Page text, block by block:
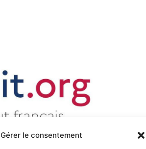
Gérer le consentement